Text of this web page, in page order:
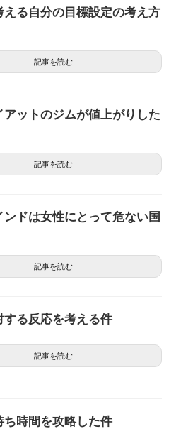
える自分の目標設定の考え方
記事を読む
アットのジムが値上がりした
記事を読む
ンドは女性にとって危ない国
記事を読む
する反応を考える件
記事を読む
ち時間を攻略した件